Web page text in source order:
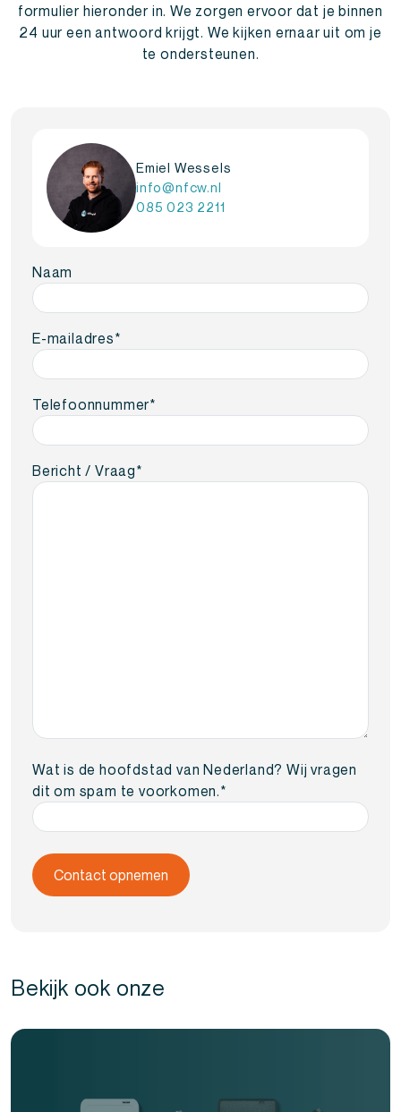
formulier hieronder in. We zorgen ervoor dat je binnen
24 uur een antwoord krijgt. We kijken ernaar uit om je
te ondersteunen.
Emiel Wessels
info@nfcw.nl
085 023 2211
Naam
E-mailadres*
Telefoonnummer*
Bericht / Vraag*
Wat is de hoofdstad van Nederland? Wij vragen
dit om spam te voorkomen.*
Bekijk ook onze